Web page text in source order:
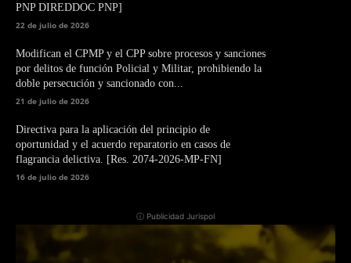
PNP DIREDDOC PNP]
22 de julio de 2026
Modifican el CPMP y el CPP sobre procesos y sanciones
por delitos de función Policial y Militar, prohibiendo la
doble persecución y sancionado con...
21 de julio de 2026
Directiva para la aplicación del principio de
oportunidad y el acuerdo reparatorio en casos de
flagrancia delictiva. [Res. 2074-2026-MP-FN]
16 de julio de 2026
ⓘ Publicidad Jurispol